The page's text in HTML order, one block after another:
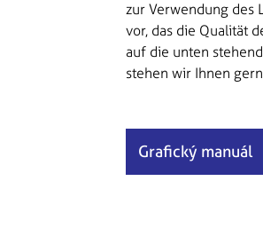
zur Verwendung des
vor, das die Qualität
auf die unten
stehen wir Ihnen
Grafický manuál